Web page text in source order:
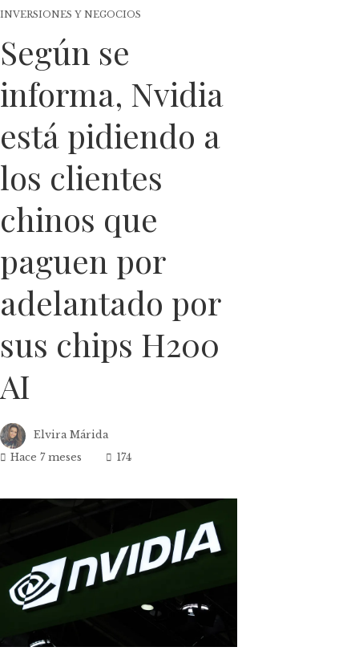
INVERSIONES Y NEGOCIOS
Según se
informa, Nvidia
está pidiendo a
los clientes
chinos que
paguen por
adelantado por
sus chips H200
AI
Elvira Márida
Hace 7 meses
174